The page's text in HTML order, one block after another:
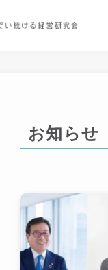
お知らせ